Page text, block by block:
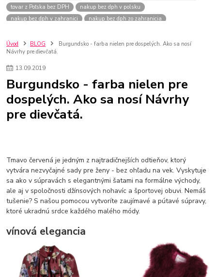
tovar z Poľska bez DPH
nakup bez dph v polsku
nakup bez dph v zahranici
nakup bez dph zo zahranicia
szco nakup bez dph
Smart hodinky pre deti
Vyberáme 11 najväčších plyšových hračiek
Plyšový macovia
Vianočný darček pre dievča do 20€
Darčeky pre dievčatá
Star Wars
Hry pre deti
Skladačky pre deti
Kedy by malo batoľa meniť posteľ?
Detské postele
Detský nábytok
L.O.L. Surprise zberateľské figúrky
L.O.L. OMG L.O.L. OMG Bábiky
Úvod BLOG
Burgundsko - farba nielen pre dospelých. Ako sa nosí
Návrhy pre dievčatá.
13.09.2019
Burgundsko - farba nielen pre
dospelých. Ako sa nosí Návrhy
pre dievčatá.
Tmavo červená je jedným z najtradičnejších odtieňov, ktorý
vytvára nezvyčajné sady pre ženy - bez ohľadu na vek. Vyskytuje
sa ako v súpravách s elegantnými šatami na formálne východy,
ale aj v spoločnosti džínsových nohavíc a športovej obuvi. Nemáš
tušenie? S našou pomocou vytvoríte zaujímavé a pútavé súpravy,
ktoré ukradnú srdce každého malého módy.
vínová elegancia